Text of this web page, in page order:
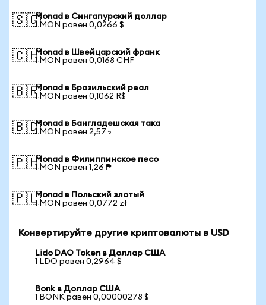
🇸🇬Monad в Сингапурский доллар
1 MON равен 0,0266 $
🇨🇭Monad в Швейцарский франк
1 MON равен 0,0168 CHF
🇧🇷Monad в Бразильский реал
1 MON равен 0,1062 R$
🇧🇩Monad в Бангладешская така
1 MON равен 2,57 ৳
🇵🇭Monad в Филиппинское песо
1 MON равен 1,26 ₱
🇵🇱Monad в Польский злотый
1 MON равен 0,0772 zł
Конвертируйте другие криптовалюты в USD
Lido DAO Token в Доллар США
1 LDO равен 0,2964 $
Bonk в Доллар США
1 BONK равен 0,00000278 $